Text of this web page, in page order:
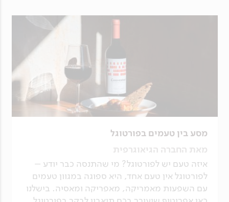
מסע בין טעמים בפורטוגל
מאת החברה הגיאוגרפית
איזה טעם יש לפורטוגל? מי שהתנסה כבר יודע –
לפורטוגל אין טעם אחד, היא ספוגה במגוון טעמים
עם השפעות מאמריקה, מאפריקה ומאסיה. בישלנו